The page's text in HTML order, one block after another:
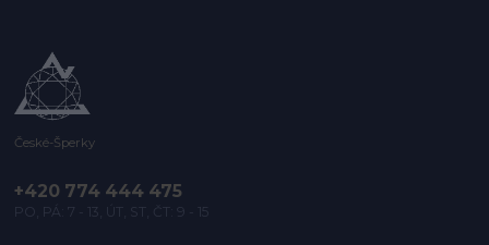
České-Šperky
+420 774 444 475
PO, PÁ: 7 - 13, ÚT, ST, ČT: 9 - 15